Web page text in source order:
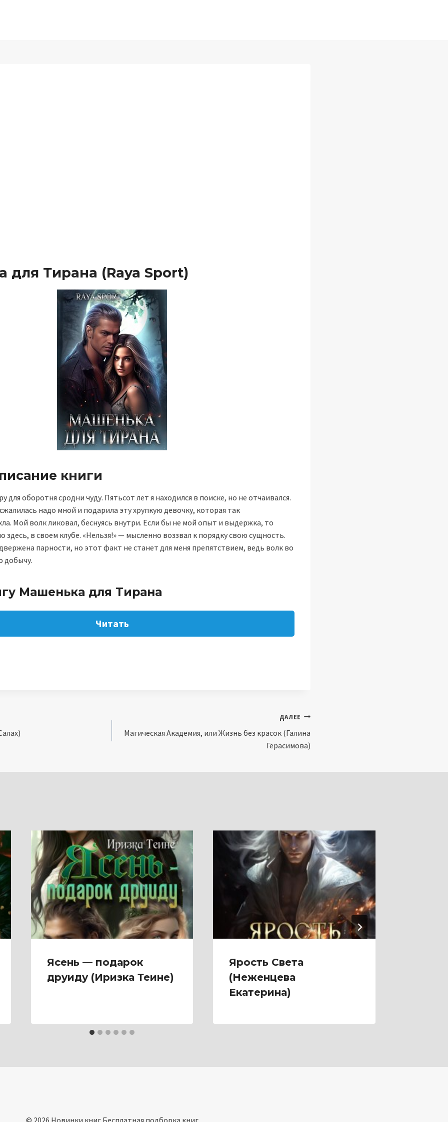
для Тирана (Raya Sport)
книги
для оборотня сродни чуду. Пятьсот лет я находился в поиске, но не отчаивался.
надо мной и подарила эту хрупкую девочку, которая так
Мой волк ликовал, беснуясь внутри. Если бы не мой опыт и выдержка, то
здесь, в своем клубе. «Нельзя!» — мысленно воззвал к порядку свою сущность.
парности, но этот факт не станет для меня препятствием, ведь волк во
добычу.
Машенька для Тирана
Читать
ДАЛЕЕ
Магическая Академия, или Жизнь без красок (Галина
Герасимова)
Ясень — подарок
друиду (Иризка Теине)
Ярость Света
(Неженцева
Екатерина)